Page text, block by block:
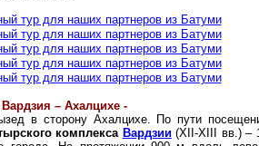
– Ахалцихе -
в сторону Ахалцихе. По пути
комплекса Вардзии(XII-XIII вв.) –